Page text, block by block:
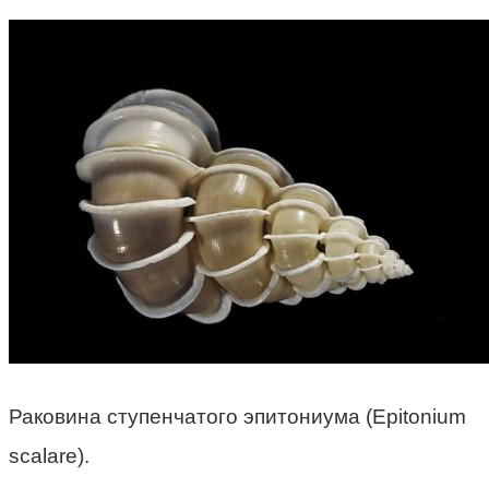
Раковина ступенчатого эпитониума (Epitonium
scalare).